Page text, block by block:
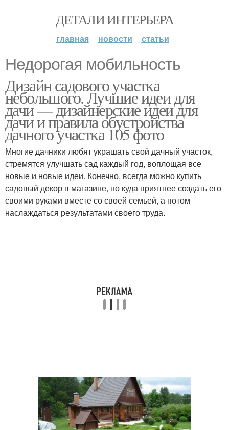
ДЕТАЛИ ИНТЕРЬЕРА
главная новости статьи
Недорогая мобильность
Дизайн садового участка
небольшого. Лучшие идеи для
дачи — дизайнерские идеи для
дачи и правила обустройства
дачного участка 105 фото
Многие дачники любят украшать свой дачный участок,
стремятся улучшать сад каждый год, воплощая все
новые и новые идеи. Конечно, всегда можно купить
садовый декор в магазине, но куда приятнее создать его
своими руками вместе со своей семьей, а потом
наслаждаться результатами своего труда.